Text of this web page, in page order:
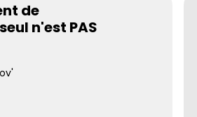
de
n'est PAS